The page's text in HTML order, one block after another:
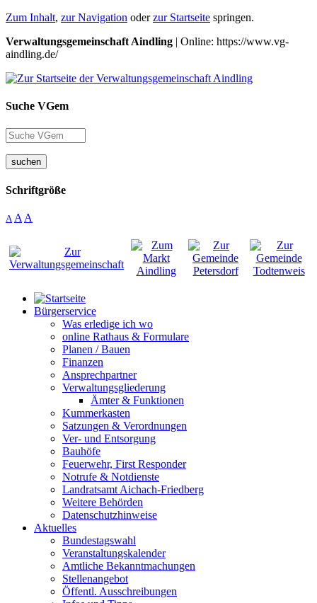
Zum Inhalt, zur Navigation oderzur Startseite springen.
Verwaltungsgemeinschaft Aindling | Online: https://www.vg-
aindling.de/
Suche VGem
suchen
Schriftgröße
A A A
Bürgerservice
Was erledige ich wo
online Rathaus & Formulare
Planen / Bauen
Finanzen
Ansprechpartner
Verwaltungsgliederung
Ämter & Funktionen
Kummerkasten
Satzungen & Verordnungen
Ver- und Entsorgung
Bauhöfe
Feuerwehr, First Responder
Notrufe & Notdienste
Landratsamt Aichach-Friedberg
Weitere Behörden
Datenschutzhinweise
Aktuelles
Bundestagswahl
Veranstaltungskalender
Amtliche Bekanntmachungen
Stellenangebot
Öffentl. Ausschreibungen